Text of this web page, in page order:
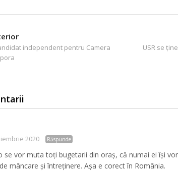
USR se
independent pentru Camera
2020 Răspunde
se vor muta toți bugetarii din oraș, că numai ei își
mâncare și întreținere. Așa e corect în România.